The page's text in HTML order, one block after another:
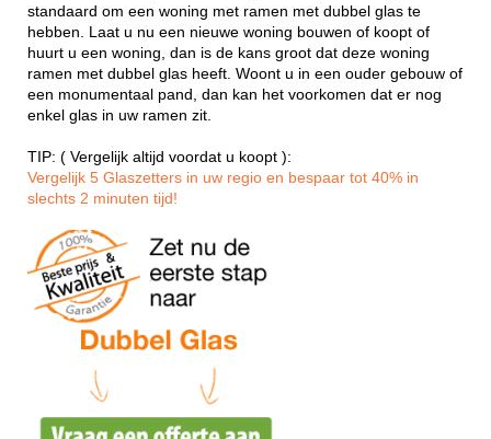
standaard om een woning met ramen met dubbel glas te
hebben. Laat u nu een nieuwe woning bouwen of koopt of
huurt u een woning, dan is de kans groot dat deze woning
ramen met dubbel glas heeft. Woont u in een ouder gebouw of
een monumentaal pand, dan kan het voorkomen dat er nog
enkel glas in uw ramen zit.
TIP: ( Vergelijk altijd voordat u koopt ):
Vergelijk 5 Glaszetters in uw regio en bespaar tot 40% in
slechts 2 minuten tijd!